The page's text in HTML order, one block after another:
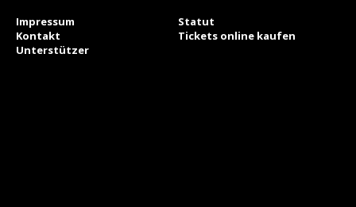
Impressum
Statut
Kontakt
Tickets online kaufen
Unterstützer